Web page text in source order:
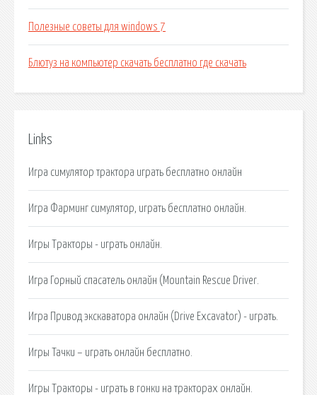
Полезные советы для windows 7
Блютуз на компьютер скачать бесплатно где скачать
Links
Игра симулятор трактора играть бесплатно онлайн
Игра Фарминг симулятор, играть бесплатно онлайн.
Игры Тракторы - играть онлайн.
Игра Горный спасатель онлайн (Mountain Rescue Driver.
Игра Привод экскаватора онлайн (Drive Excavator) - играть.
Игры Тачки – играть онлайн бесплатно.
Игры Тракторы - играть в гонки на тракторах онлайн.